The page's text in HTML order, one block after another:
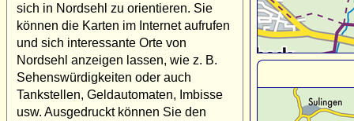
sich in Nordsehl zu orientieren. Sie
können die Karten im Internet aufrufen
und sich interessante Orte von
Nordsehl anzeigen lassen, wie z. B.
Sehenswürdigkeiten oder auch
Tankstellen, Geldautomaten, Imbisse
usw. Ausgedruckt können Sie den